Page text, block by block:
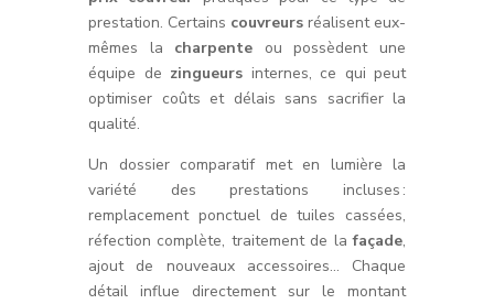
prestation. Certains couvreurs réalisent eux-
mêmes la charpente ou possèdent une
équipe de zingueurs internes, ce qui peut
optimiser coûts et délais sans sacrifier la
qualité.
Un dossier comparatif met en lumière la
variété des prestations incluses :
remplacement ponctuel de tuiles cassées,
réfection complète, traitement de lafaçade,
ajout de nouveaux accessoires… Chaque
détail influe directement sur le montant